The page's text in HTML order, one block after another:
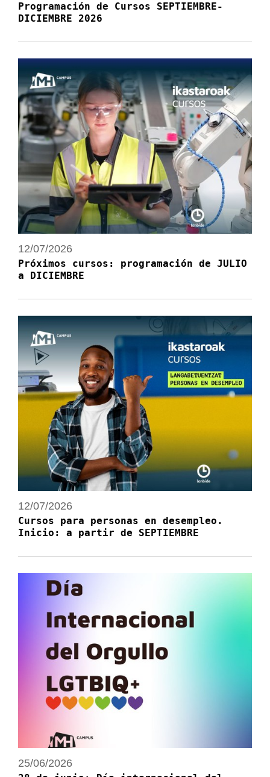
Programación de Cursos SEPTIEMBRE-
DICIEMBRE 2026
12/07/2026
Próximos cursos: programación de JULIO
a DICIEMBRE
12/07/2026
Cursos para personas en desempleo.
Inicio: a partir de SEPTIEMBRE
25/06/2026